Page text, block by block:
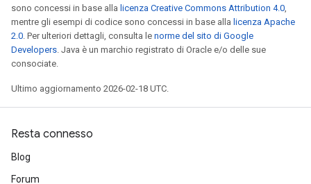
sono concessi in base alla licenza Creative Commons Attribution 4.0,
mentre gli esempi di codice sono concessi in base alla licenza Apache
2.0. Per ulteriori dettagli, consulta le norme del sito di Google
Developers. Java è un marchio registrato di Oracle e/o delle sue
consociate.
Ultimo aggiornamento 2026-02-18 UTC.
Resta connesso
Blog
Forum